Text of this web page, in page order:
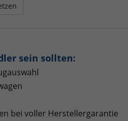
sein sollten:
bei voller Herstellergarantie